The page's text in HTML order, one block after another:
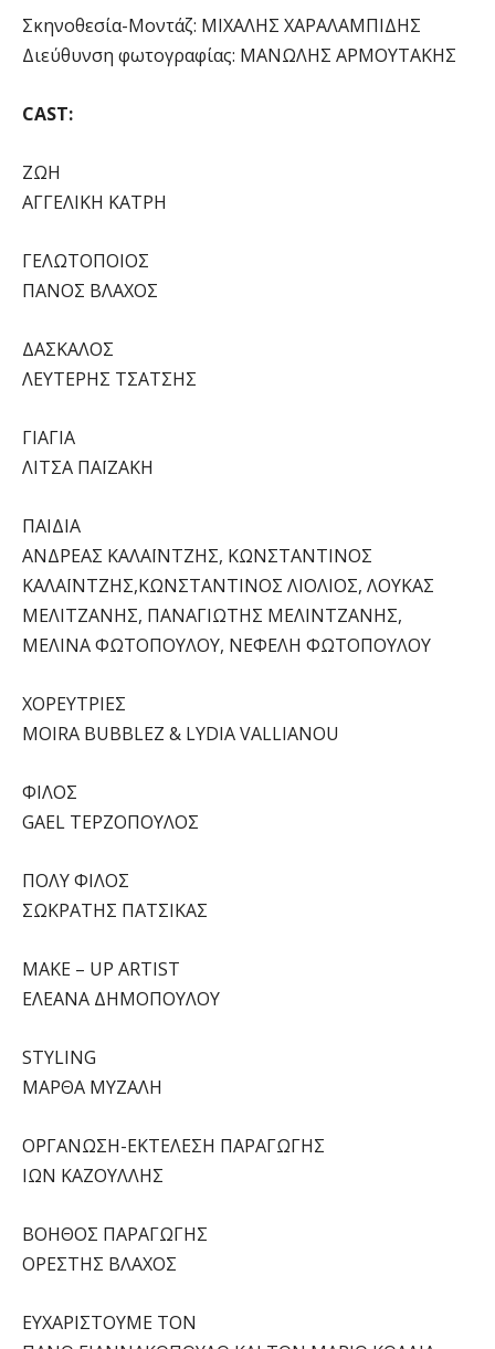
Σκηνοθεσία-Μοντάζ: ΜΙΧΑΛΗΣ ΧΑΡΑΛΑΜΠΙΔΗΣ
Διεύθυνση φωτογραφίας: ΜΑΝΩΛΗΣ ΑΡΜΟΥΤΑΚΗΣ
CAST:
ΖΩΗ
ΑΓΓΕΛΙΚΗ ΚΑΤΡΗ
ΓΕΛΩΤΟΠΟΙΟΣ
ΠΑΝΟΣ ΒΛΑΧΟΣ
ΔΑΣΚΑΛΟΣ
ΛΕΥΤΕΡΗΣ ΤΣΑΤΣΗΣ
ΓΙΑΓΙΑ
ΛΙΤΣΑ ΠΑΪΖΑΚΗ
ΠΑΙΔΙΑ
ΑΝΔΡΕΑΣ ΚΑΛΑΪΝΤΖΗΣ, ΚΩΝΣΤΑΝΤΙΝΟΣ
ΚΑΛΑΪΝΤΖΗΣ,ΚΩΝΣΤΑΝΤΙΝΟΣ ΛΙΟΛΙΟΣ, ΛΟΥΚΑΣ
ΜΕΛΙΤΖΑΝΗΣ, ΠΑΝΑΓΙΩΤΗΣ ΜΕΛΙΝΤΖΑΝΗΣ,
ΜΕΛΙΝΑ ΦΩΤΟΠΟΥΛΟΥ, ΝΕΦΕΛΗ ΦΩΤΟΠΟΥΛΟΥ
ΧΟΡΕΥΤΡΙΕΣ
MOIRA BUBBLEZ & LYDIA VALLIANOU
ΦΙΛΟΣ
GAEL ΤΕΡΖΟΠΟΥΛΟΣ
ΠΟΛΥ ΦΙΛΟΣ
ΣΩΚΡΑΤΗΣ ΠΑΤΣΙΚΑΣ
MAKE – UP ARTIST
ΕΛΕΑΝΑ ΔΗΜΟΠΟΥΛΟΥ
STYLING
ΜΑΡΘΑ ΜΥΖΑΛΗ
ΟΡΓΑΝΩΣΗ-ΕΚΤΕΛΕΣΗ ΠΑΡΑΓΩΓΗΣ
ΙΩΝ ΚΑΖΟΥΛΛΗΣ
ΒΟΗΘΟΣ ΠΑΡΑΓΩΓΗΣ
ΟΡΕΣΤΗΣ ΒΛΑΧΟΣ
ΕΥΧΑΡΙΣΤΟΥΜΕ ΤΟΝ